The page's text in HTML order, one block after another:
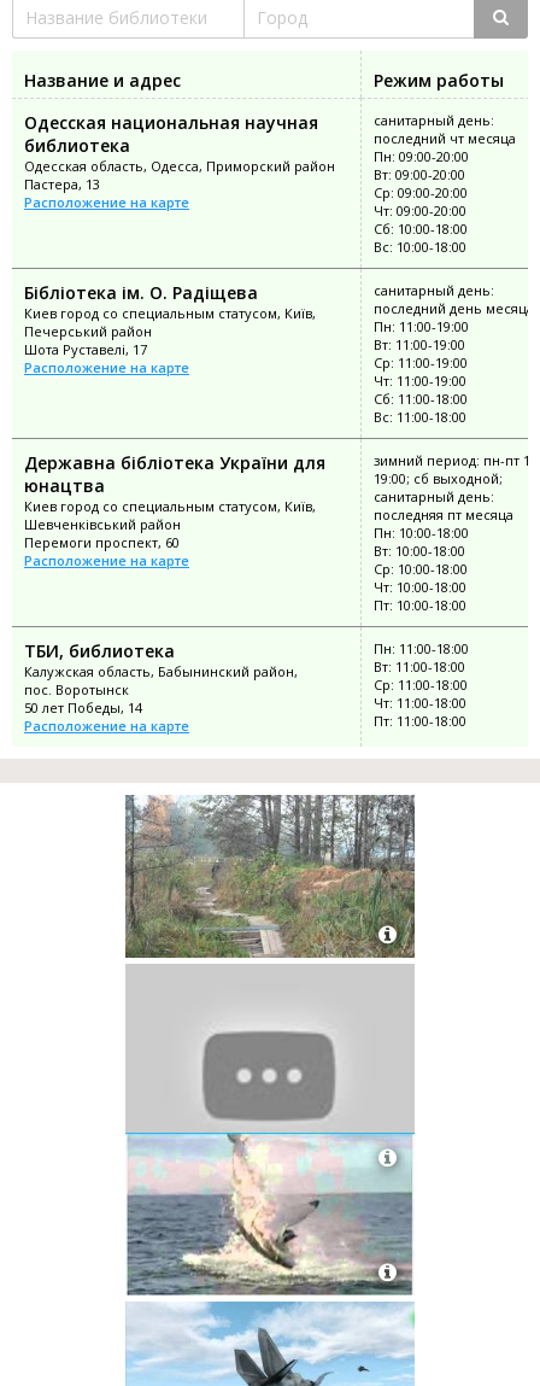
Название и адрес
Режим работы
Одесская национальная научная
библиотека
Одесская область, Одесса, Приморский район
Пастера, 13
Расположение на карте
санитарный день:
последний чт месяца
Пн: 09:00-20:00
Вт: 09:00-20:00
Ср: 09:00-20:00
Чт: 09:00-20:00
Сб: 10:00-18:00
Вс: 10:00-18:00
Бібліотека ім. О. Радіщева
Киев город со специальным статусом, Київ,
Печерський район
Шота Руставелі, 17
Расположение на карте
санитарный день:
последний день месяца
Пн: 11:00-19:00
Вт: 11:00-19:00
Ср: 11:00-19:00
Чт: 11:00-19:00
Сб: 11:00-18:00
Вс: 11:00-18:00
Державна бібліотека України для
юнацтва
Киев город со специальным статусом, Київ,
Шевченківський район
Перемоги проспект, 60
Расположение на карте
зимний период: пн-пт
19:00; сб выходной;
санитарный день:
последняя пт месяца
Пн: 10:00-18:00
Вт: 10:00-18:00
Ср: 10:00-18:00
Чт: 10:00-18:00
Пт: 10:00-18:00
ТБИ, библиотека
Калужская область, Бабынинский район,
пос. Воротынск
50 лет Победы, 14
Расположение на карте
Пн: 11:00-18:00
Вт: 11:00-18:00
Ср: 11:00-18:00
Чт: 11:00-18:00
Пт: 11:00-18:00